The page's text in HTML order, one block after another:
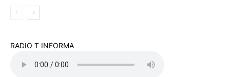
RADIO T INFORMA